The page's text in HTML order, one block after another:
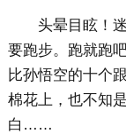
头晕目眩！
要跑步。跑就跑
比孙悟空的十个
棉花上，也不知
白……